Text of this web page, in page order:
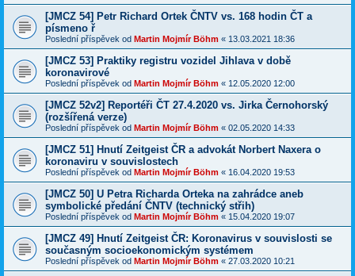
[JMCZ 54] Petr Richard Ortek ČNTV vs. 168 hodin ČT a
písmeno ř
Poslední příspěvek od Martin Mojmír Böhm « 13.03.2021 18:36
[JMCZ 53] Praktiky registru vozidel Jihlava v době
koronavirové
Poslední příspěvek od Martin Mojmír Böhm « 12.05.2020 12:00
[JMCZ 52v2] Reportéři ČT 27.4.2020 vs. Jirka Černohorský
(rozšířená verze)
Poslední příspěvek od Martin Mojmír Böhm « 02.05.2020 14:33
[JMCZ 51] Hnutí Zeitgeist ČR a advokát Norbert Naxera o
koronaviru v souvislostech
Poslední příspěvek od Martin Mojmír Böhm « 16.04.2020 19:53
[JMCZ 50] U Petra Richarda Orteka na zahrádce aneb
symbolické předání ČNTV (technický střih)
Poslední příspěvek od Martin Mojmír Böhm « 15.04.2020 19:07
[JMCZ 49] Hnutí Zeitgeist ČR: Koronavirus v souvislosti se
současným socioekonomickým systémem
Poslední příspěvek od Martin Mojmír Böhm « 27.03.2020 10:21